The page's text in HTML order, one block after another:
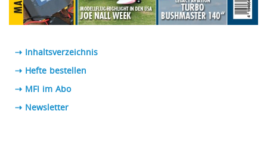
⇢ Inhaltsverzeichnis
⇢ Hefte bestellen
⇢ MFI im Abo
⇢ Newsletter